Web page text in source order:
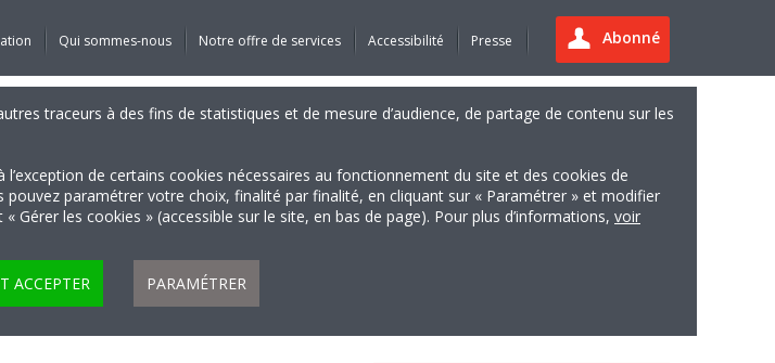
Abonné
Qui sommes-nous Notre offre de services Accessibilité Presse
traceurs à des fins de statistiques et de mesure d’audience, de partage de contenu sur les
de certains cookies nécessaires au fonctionnement du site et des cookies de
paramétrer votre choix, finalité par finalité, en cliquant sur « Paramétrer » et modifier
les cookies » (accessible sur le site, en bas de page). Pour plus d’informations, voir
ACCEPTER PARAMÉTRER